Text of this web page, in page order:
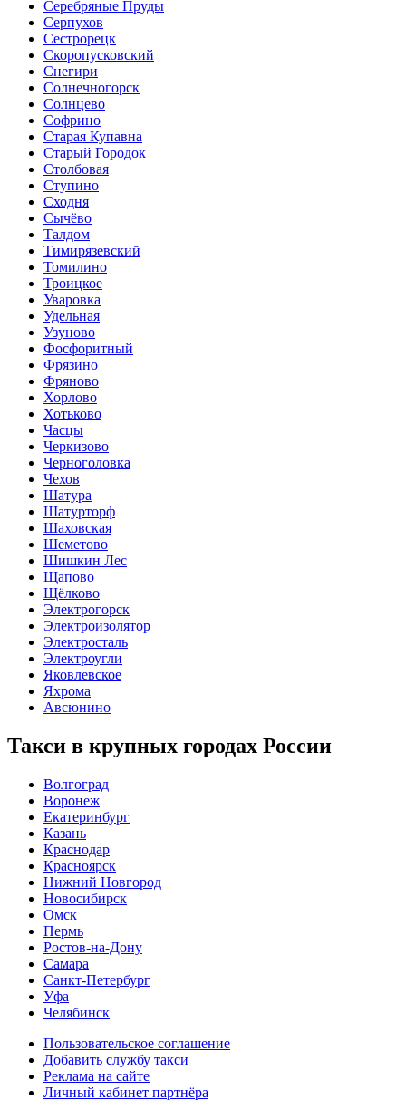
Серебряные Пруды
Серпухов
Сестрорецк
Скоропусковский
Снегири
Солнечногорск
Солнцево
Софрино
Старая Купавна
Старый Городок
Столбовая
Ступино
Сходня
Сычёво
Талдом
Тимирязевский
Томилино
Троицкое
Уваровка
Удельная
Узуново
Фосфоритный
Фрязино
Фряново
Хорлово
Хотьково
Часцы
Черкизово
Черноголовка
Чехов
Шатура
Шатурторф
Шаховская
Шеметово
Шишкин Лес
Щапово
Щёлково
Электрогорск
Электроизолятор
Электросталь
Электроугли
Яковлевское
Яхрома
Авсюнино
Такси в крупных городах России
Волгоград
Воронеж
Екатеринбург
Казань
Краснодар
Красноярск
Нижний Новгород
Новосибирск
Омск
Пермь
Ростов-на-Дону
Самара
Санкт-Петербург
Уфа
Челябинск
Пользовательское соглашение
Добавить службу такси
Реклама на сайте
Личный кабинет партнёра